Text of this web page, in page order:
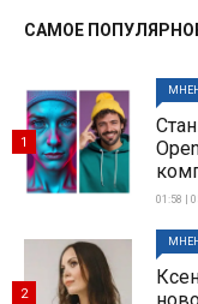
САМОЕ
01:58 |
1
2